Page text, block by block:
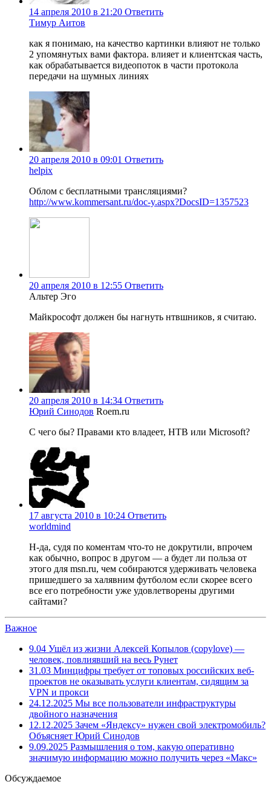
14 апреля 2010 в 21:20 Ответить
Тимур Аитов
как я понимаю, на качество картинки влияют не только
2 упомянутых вами фактора. влияет и клиентская часть,
как обрабатывается видеопоток в части протокола
передачи на шумных линиях
20 апреля 2010 в 09:01 Ответить
helpix
Облом с бесплатными трансляциями?
http://www.kommersant.ru/doc-y.aspx?DocsID=1357523
20 апреля 2010 в 12:55 Ответить
Альтер Эго
Майкрософт должен бы нагнуть нтвшников, я считаю.
20 апреля 2010 в 14:34 Ответить
Юрий Синодов Roem.ru
С чего бы? Правами кто владеет, НТВ или Microsoft?
17 августа 2010 в 10:24 Ответить
worldmind
Н-да, судя по коментам что-то не докрутили, впрочем
как обычно, вопрос в другом — а будет ли польза от
этого для msn.ru, чем собираются удерживать человека
пришедшего за халявним футболом если скорее всего
все его потребности уже удовлетворены другими
сайтами?
Важное
9.04 Ушёл из жизни Алексей Копылов (copylove) —
человек, повлиявший на весь Рунет
31.03 Минцифры требует от топовых российских веб-
проектов не оказывать услуги клиентам, сидящим за
VPN и прокси
24.12.2025 Мы все пользователи инфраструктуры
двойного назначения
12.12.2025 Зачем «Яндексу» нужен свой электромобиль?
Объясняет Юрий Синодов
9.09.2025 Размышления о том, какую оперативно
значимую информацию можно получить через «Макс»
Обсуждаемое